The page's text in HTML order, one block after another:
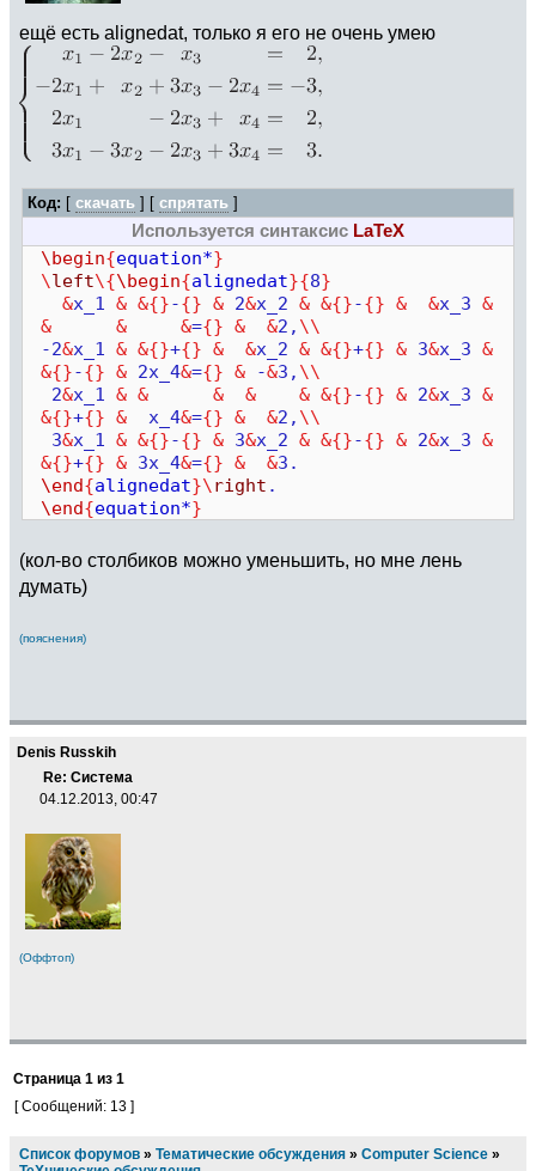
ещё есть alignedat, только я его не очень умею
Код: [скачать ] [спрятать ]
Используется синтаксис LaTeX
\begin{equation*}
\left\{\begin{alignedat}{8}
&x_1& &{}-{} & 2&x_2& &{}-{} & &x_3&
&
& &={} & &2, \\
-2&x_1& &{}+{} & &x_2& &{}+{} & 3&x_3&
&{}-{} & 2x_4&={} & -&3, \\
2&x_1& & & & & &{}-{} & 2&x_3&
&{}+{} & x_4&={} & &2, \\
3&x_1& &{}-{} & 3&x_2& &{}-{} & 2&x_3&
&{}+{} & 3x_4&={} & &3.
\end{alignedat}\ right .
\end{equation*}
(кол-во столбиков можно уменьшить, но мне лень
думать)
(пояснения)
Denis Russkih
Re: Система
04.12.2013, 00:47
(Оффтоп)
Страница 1 из 1
[ Сообщений: 13 ]
Список форумов » Тематические обсуждения » Computer Science »